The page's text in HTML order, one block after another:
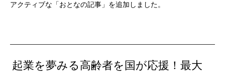
アクティブな「おとなの記事」を追加しました。
起業を夢みる高齢者を国が応援！最大